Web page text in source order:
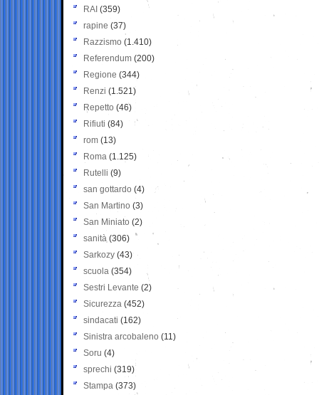
RAI (359)
rapine (37)
Razzismo (1.410)
Referendum (200)
Regione (344)
Renzi (1.521)
Repetto (46)
Rifiuti (84)
rom (13)
Roma (1.125)
Rutelli (9)
san gottardo (4)
San Martino (3)
San Miniato (2)
sanità (306)
Sarkozy (43)
scuola (354)
Sestri Levante (2)
Sicurezza (452)
sindacati (162)
Sinistra arcobaleno (11)
Soru (4)
sprechi (319)
Stampa (373)